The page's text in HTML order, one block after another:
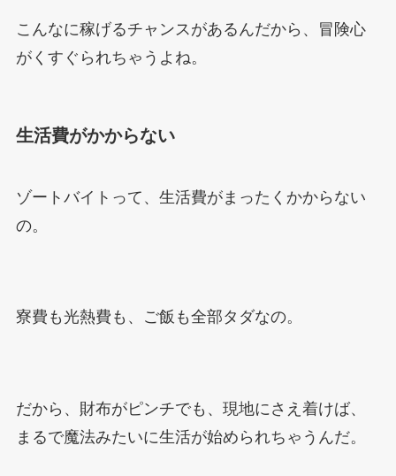
こんなに稼げるチャンスがあるんだから、冒険心
がくすぐられちゃうよね。
生活費がかからない
ゾートバイトって、生活費がまったくかからない
の。
寮費も光熱費も、ご飯も全部タダなの。
だから、財布がピンチでも、現地にさえ着けば、
まるで魔法みたいに生活が始められちゃうんだ。